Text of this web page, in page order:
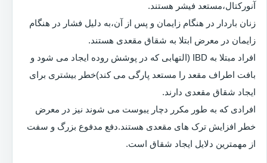
آنورکتال،مستعد فیشر هستند.
زنان باردار در هنگام زایمان و پس از آن،به دلیل فشار در هنگام
زایمان در معرض ابتلا به شقاق مقعدی هستند.
افراد مبتلا به IBD (التهابی که در پوشش روده ایجاد می شود و
بافت اطراف مقعد را مستعد پارگی می کند)خطر بیشتری برای
ایجاد شقاق مقعدی دارند.
افرادی که به طور مکرر دچار یبوست می شوند نیز در معرض
خطر افزایش ترک های مقعدی هستند.دفع مدفوع بزرگ و سفت
از مهمترین دلایل ایجاد شقاق است.